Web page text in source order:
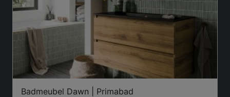
Badmeubel Dawn | Primabad